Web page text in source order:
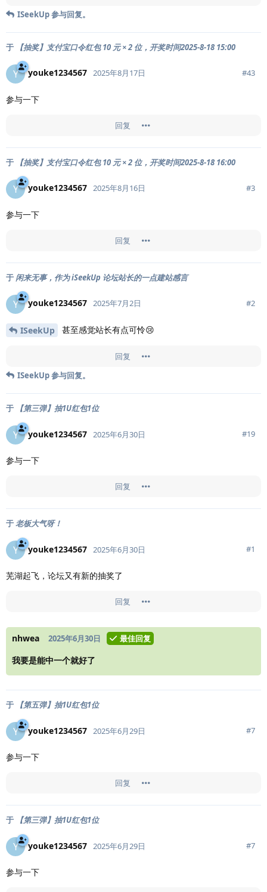
ISeekUp参与回复。
于 【抽奖】支付宝口令红包 10 元 × 2 位，开奖时间2025-8-18 15:00
Y youke1234567 2025年8月17日 #43
参与一下
回复
于 【抽奖】支付宝口令红包 10 元 × 2 位，开奖时间2025-8-18 16:00
Y youke1234567 2025年8月16日 #3
参与一下
回复
于 闲来无事，作为 iSeekUp 论坛站长的一点建站感言
Y youke1234567 2025年7月2日 #2
ISeekUp 甚至感觉站长有点可怜😢
回复
ISeekUp参与回复。
于 【第三弹】抽1U红包1位
Y youke1234567 2025年6月30日 #19
参与一下
回复
于老板大气呀！
Y youke1234567 2025年6月30日 #1
芜湖起飞，论坛又有新的抽奖了
回复
nhwea 2025年6月30日 最佳回复
我要是能中一个就好了
于 【第五弹】抽1U红包1位
Y youke1234567 2025年6月29日 #7
参与一下
回复
于 【第三弹】抽1U红包1位
Y youke1234567 2025年6月29日 #7
参与一下